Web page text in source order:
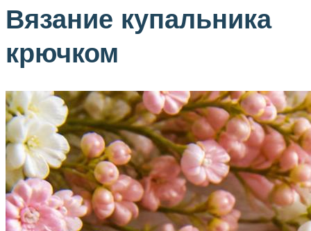
Вязание купальника
крючком